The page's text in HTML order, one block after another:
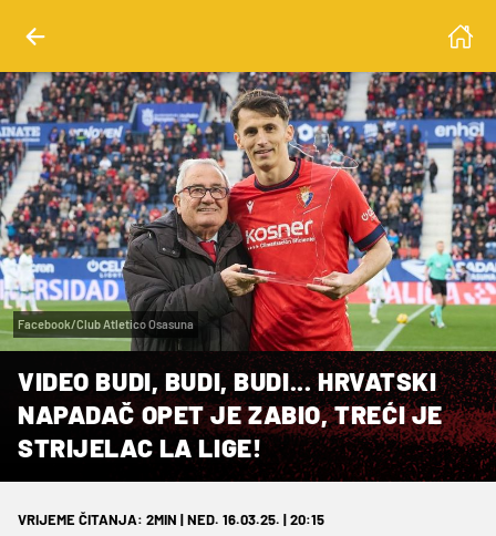
Facebook/Club Atletico Osasuna
VIDEO BUDI, BUDI, BUDI... HRVATSKI
NAPADAČ OPET JE ZABIO, TREĆI JE
STRIJELAC LA LIGE!
VRIJEME ČITANJA: 2MIN | NED. 16.03.25. | 20:15